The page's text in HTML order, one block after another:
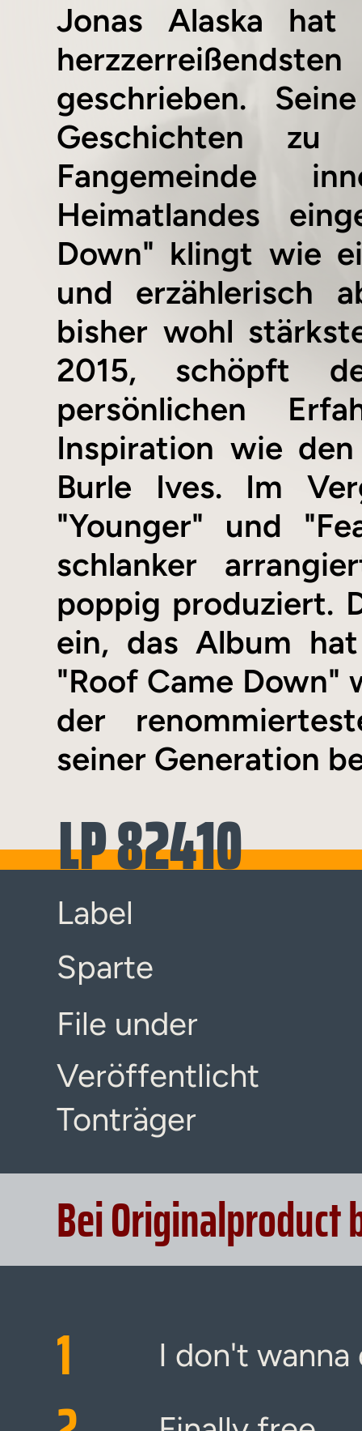
Jonas Alaska
geschrieben.
Geschichten
Fangemeinde
Heimatlandes
Down" klingt wie
und erzählerisch
bisher wohl
2015, schöpft
persönlichen
Inspiration wie
Burle Ives. Im
"Younger" und
schlanker
poppig produziert.
ein, das Album
"Roof Came Down"
der
seiner Generation
LP 82410
Label
Sparte
File under
Veröffentlicht
Tonträger
Bei Originalproduct
1 I don't wanna